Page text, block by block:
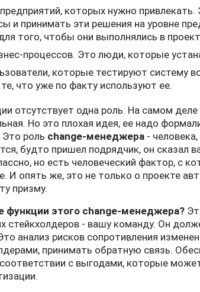
которых нужно
и принимать эти решения на уровне
того, чтобы они выполнялись в
процессов. Это люди, которые
которые тестируют систему
что уже по факту используют ее.
отсутствует одна роль. На самом
Но это плохая идея, ее надо
Это роль change-менеджера -
будто пришел подрядчик, он сказал
но есть человеческий фактор, с
И опять же, это не только о проекте
призму.
функции этого change-менеджера?
стейкхолдеров - вашу команду. Он
анализ рисков сопротивления
принимать обратную связь.
с выгодами, которые